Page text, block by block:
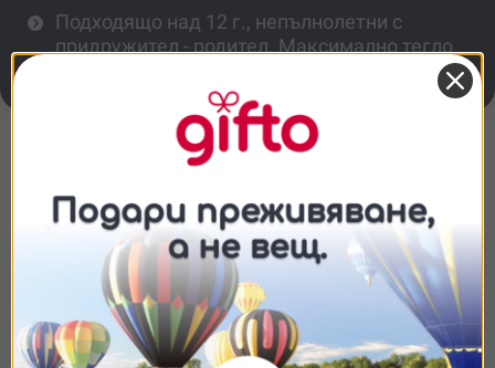
Подходящо над 12 г., непълнолетни с
придружител - родител. Максимално тегло
Повече информация
Ограничения
Мога ли да доведа приятели?
Лесно ли се карат водни ски?
Съгласие Подробности Относно
Ние използваме бисквитки. Използваме
бисквитки и подобни технологии, за да осигурим
работата на уебсайта, да подобрим